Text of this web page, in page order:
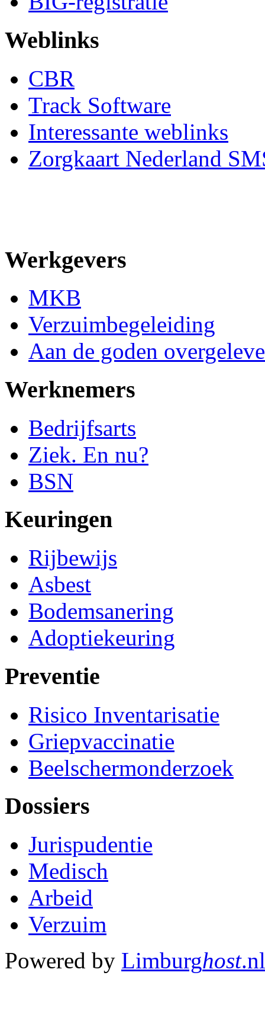
Weblinks
CBR
Track Software
Interessante weblinks
Zorgkaart Nederland
Werkgevers
MKB
Verzuimbegeleiding
Aan de goden
Werknemers
Bedrijfsarts
Ziek. En nu?
BSN
Keuringen
Rijbewijs
Asbest
Bodemsanering
Adoptiekeuring
Preventie
Risico Inventarisatie
Griepvaccinatie
Beelschermonderzoek
Dossiers
Jurispudentie
Medisch
Arbeid
Verzuim
Powered by Limburghost.nl